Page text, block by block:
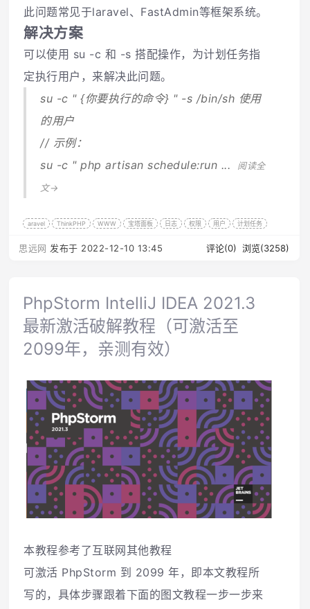
此问题常见于laravel、FastAdmin等框架系统。
解决方案
可以使用 su -c 和 -s 搭配操作，为计划任务指
定执行用户，来解决此问题。
su -c " {你要执行的命令} " -s /bin/sh 使用
的用户
// 示例：
su -c " php artisan schedule:run ...
阅读全
文→
aravel ThinkPHP WWW 宝塔面板 日志 权限 用户 计划任务
思远网 发布于 2022-12-10 13:45 评论(0) 浏览(3258)
PhpStorm IntelliJ IDEA 2021.3
最新激活破解教程（可激活至
2099年，亲测有效）
本教程参考了互联网其他教程
可激活 PhpStorm 到 2099 年，即本文教程所
写的，具体步骤跟着下面的图文教程一步一步来